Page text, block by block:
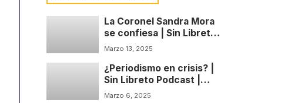
La Coronel Sandra Mora
se confiesa | Sin Libreto
Podcast | Temp: 1 Cap: 4
Marzo 13, 2025
¿Periodismo en crisis? |
Sin Libreto Podcast |
Temp: 1 Cap: 3
Marzo 6, 2025